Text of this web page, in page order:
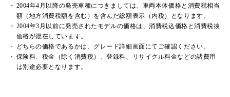
2004年4月以降の発売車種につきましては、車両本体価格と消費税相当
額（地方消費税額を含む）を含んだ総額表示（内税）となります。
2004年3月以前に発売されたモデルの価格は、消費税込価格と消費税抜
価格が混在しています。
どちらの価格であるかは、グレード詳細画面にてご確認ください。
保険料、税金（除く消費税）、登録料、リサイクル料金などの諸費用
は別途必要となります。